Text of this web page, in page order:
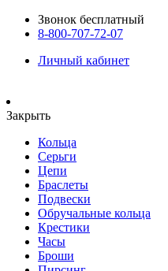
Звонок бесплатный
8-800-707-72-07
Личный кабинет
Закрыть
Кольца
Серьги
Цепи
Браслеты
Подвески
Обручальные кольца
Крестики
Часы
Броши